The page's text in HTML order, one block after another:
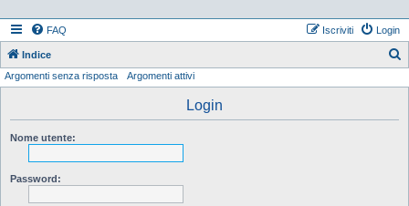
FAQ Login
Iscriviti
Indice
Argomenti senza risposta Argomenti attivi
Login
Nome utente:
Password: